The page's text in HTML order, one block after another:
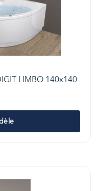
LIMBO 140x140